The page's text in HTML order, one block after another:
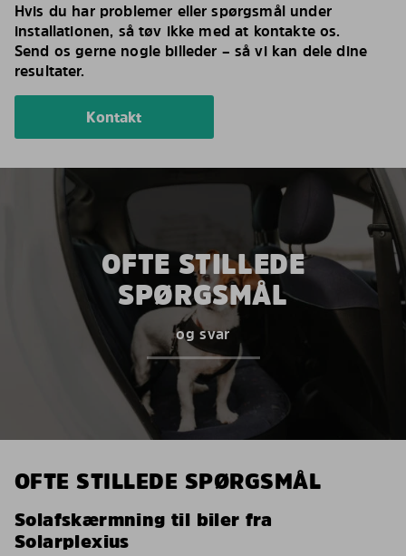
Hvis du har problemer eller spørgsmål under
installationen, så tøv ikke med at kontakte os.
Send os gerne nogle billeder – så vi kan dele dine
resultater.
Kontakt
OFTE STILLEDE
SPØRGSMÅL
og svar
OFTE STILLEDE SPØRGSMÅL
Solafskærmning til biler fra
Solarplexius